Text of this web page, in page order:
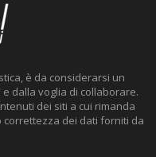
è da considerarsi un
dalla voglia di collaborare.
dei siti a cui rimanda
correttezza dei dati forniti da